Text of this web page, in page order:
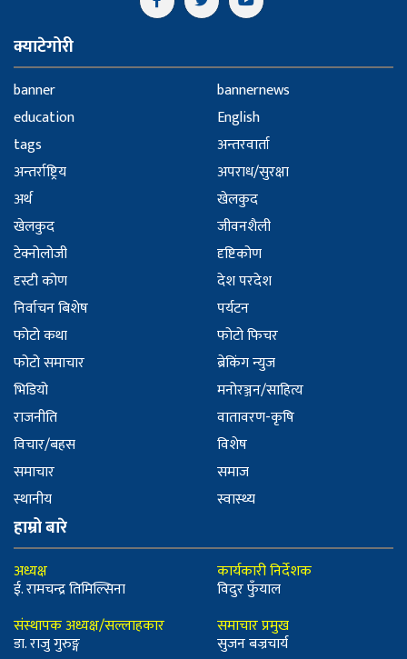
क्याटेगोरी
banner
bannernews
education
English
tags
अन्तरवार्ता
अन्तर्राष्ट्रिय
अपराध/सुरक्षा
अर्थ
खेलकुद
खेलकुद
जीवनशैली
टेक्नोलोजी
दृष्टिकोण
दृस्टी कोण
देश परदेश
निर्वाचन बिशेष
पर्यटन
फोटो कथा
फोटो फिचर
फोटो समाचार
ब्रेकिंग न्युज
भिडियो
मनोरञ्जन/साहित्य
राजनीति
वातावरण-कृषि
विचार/बहस
विशेष
समाचार
समाज
स्थानीय
स्वास्थ्य
हाम्रो बारे
अध्यक्ष
ई. रामचन्द्र तिमिल्सिना
संस्थापक अध्यक्ष/सल्लाहकार
डा. राजु गुरुङ्ग
कार्यकारी निर्देशक
विदुर फुँयाल
समाचार प्रमुख
सुजन बज्रचार्य